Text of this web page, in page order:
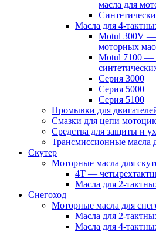
масла для
Масла для 4-
Motul 300V —
моторных
Motul 7100 —
Серия 3000
Серия 5000
Серия 5100
Промывки для
Смазки для цепи
Средства для защиты и
Трансмиссионные масла
Скутер
Моторные масла для
4Т —
Масла для 2-
Снегоход
Моторные масла для
Масла для 2-
Масла для 4-